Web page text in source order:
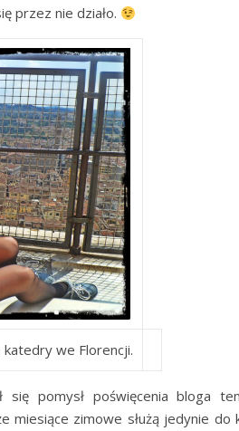
przez nie działo.
we Florencji.
pomysł poświęcenia bloga
miesiące zimowe służą jedynie do